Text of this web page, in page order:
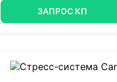
ЗАПРОС КП